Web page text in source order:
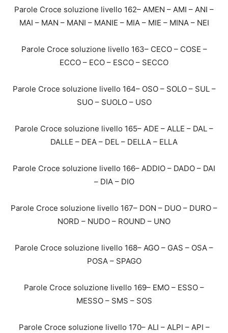
Parole Croce soluzione livello 162– AMEN – AMI – ANI –
MAI – MAN – MANI – MANIE – MIA – MIE – MINA – NEI
Parole Croce soluzione livello 163– CECO – COSE –
ECCO – ECO – ESCO – SECCO
Parole Croce soluzione livello 164– OSO – SOLO – SUL –
SUO – SUOLO – USO
Parole Croce soluzione livello 165– ADE – ALLE – DAL –
DALLE – DEA – DEL – DELLA – ELLA
Parole Croce soluzione livello 166– ADDIO – DADO – DAI
– DIA – DIO
Parole Croce soluzione livello 167– DON – DUO – DURO –
NORD – NUDO – ROUND – UNO
Parole Croce soluzione livello 168– AGO – GAS – OSA –
POSA – SPAGO
Parole Croce soluzione livello 169– EMO – ESSO –
MESSO – SMS – SOS
Parole Croce soluzione livello 170– ALI – ALPI – API –